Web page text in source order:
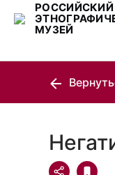
РОССИЙСКИЙ
МУЗЕЙ